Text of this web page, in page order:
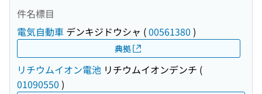
件名標目
電気自動車 デンキジドウシャ (00561380 )
典拠
リチウムイオン電池 リチウムイオンデンチ (
01090550 )